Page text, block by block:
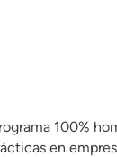
100%
en